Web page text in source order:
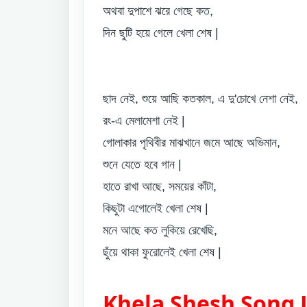
অথবা দুপাশে ঝরে গেছে কত,
দিন ছুটি হয়ে গেলে খেলা শেষ |
ছাদ নেই, শুয়ে আছি কতকাল, এ দু'চোখে নেশা নেই,
রং-এ মেলামেশা নেই |
গোলাকার পৃথিবীর মাঝখানে জমে আছে অভিমান,
শুনে যেতে হবে গান |
হাতে রাখা আছে, সময়ের কাঁটা,
কিছুটা এগোলেই খেলা শেষ |
মনে আছে কত লুকিয়ে রেখেছি,
ছুঁয়ে থাকা ফুরোলেই খেলা শেষ |